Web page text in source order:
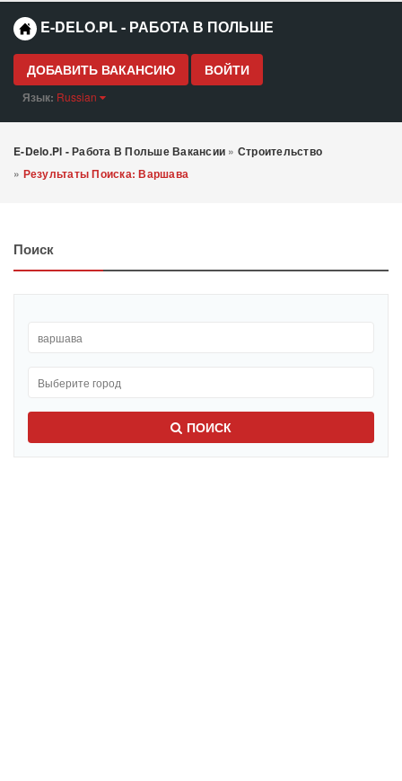
E-DELO.PL - РАБОТА В ПОЛЬШЕ
ДОБАВИТЬ ВАКАНСИЮ ВОЙТИ
Язык: Russian
E-Delo.pl - Работа В Польше Вакансии » Строительство
» Результаты Поиска: Варшава
Поиск
ПОИСК